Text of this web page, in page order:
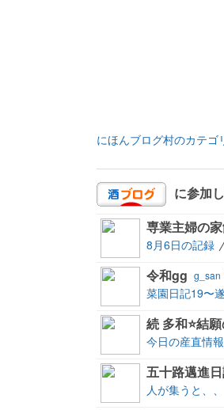
にほんブログ村のカテゴ
に参加
専業主婦の
8月6日の記録
令和gg g_san
菜園日記19〜
続 多和⭐️結
今日の産直情報
五十路邁進
人が集うと、、